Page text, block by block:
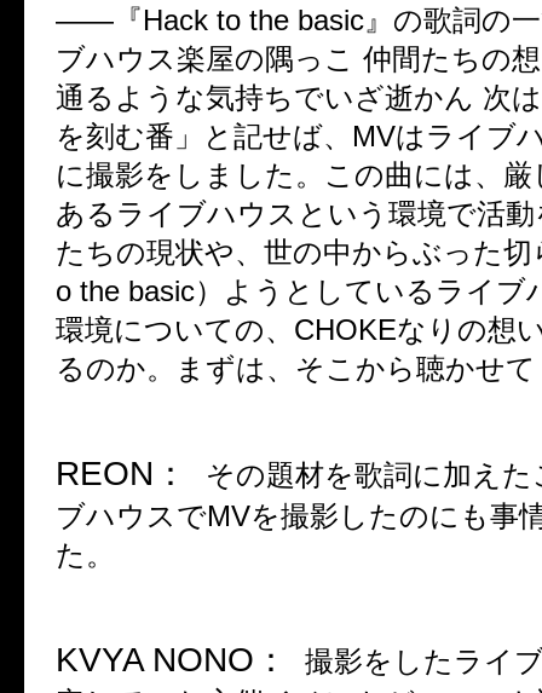
―― 『Hack to the basic 』の歌詞の
ブハウス楽屋の隅っこ 仲間たちの
通るような気持ちでいざ逝かん 次
を刻む番」と記せば、 MVはライブ
に撮影をしました。この曲には、
あるライブハウスという環境で活
たちの現状や、世の中からぶった切
o the basic）ようとしているライブ
環境についての、 CHOKEなりの想
るのか。まずは、そこから聴かせ
REON：
その題材を歌詞に加え
ブハウスでMVを撮影したのにも事
た。
KVYA NONO ：
撮影をしたライ